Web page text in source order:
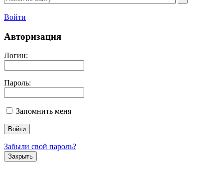
Войти
Авторизация
Логин:
Пароль:
Запомнить меня
Забыли свой пароль?
Закрыть